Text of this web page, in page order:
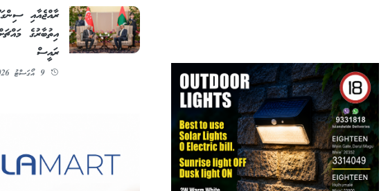
ރާއްޖެއާއި
އިތުބާރުގެ
ރައީސް
9 އޯގަސްޓު 2026 - 10:19